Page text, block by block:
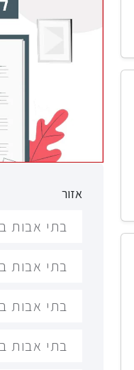
אזור
בתי אבות
בתי אבות
בתי אבות
בתי אבות